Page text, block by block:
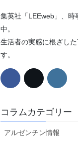
集英社「LEEweb」、時
中。
生活者の実感に根ざし
す。
コラムカテゴリー
アルゼンチン情報